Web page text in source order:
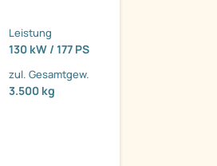
Leistung
130 kW / 177 PS
zul. Gesamtgew.
3.500 kg